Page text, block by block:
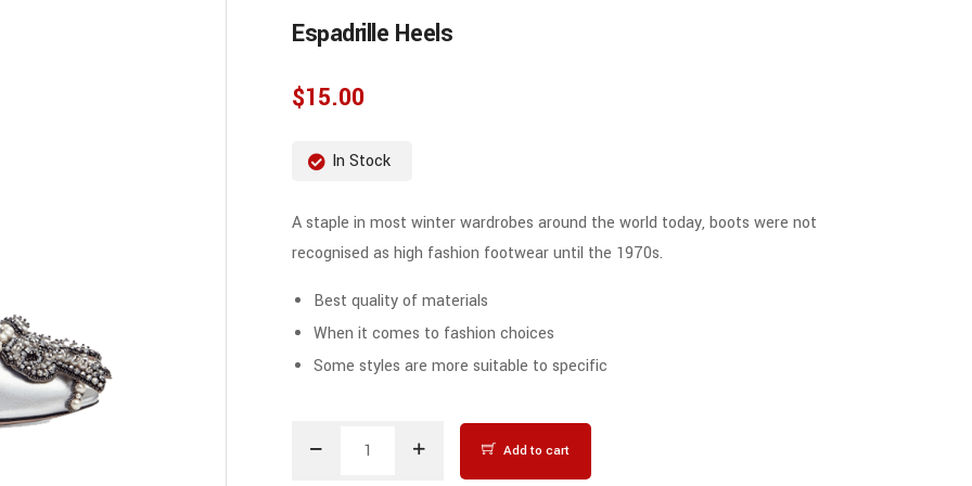
Espadrille Heels
$15.00
In Stock
A staple in most winter wardrobes around the world today, boots were not
recognised as high fashion footwear until the 1970s.
Best quality of materials
When it comes to fashion choices
Some styles are more suitable to specific
Add to cart